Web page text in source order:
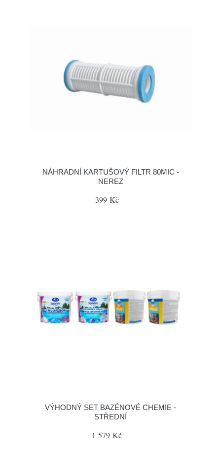
NÁHRADNÍ KARTUŠOVÝ FILTR 80MIC -
NEREZ
399 Kč
VÝHODNÝ SET BAZÉNOVÉ CHEMIE -
STŘEDNÍ
1 579 Kč